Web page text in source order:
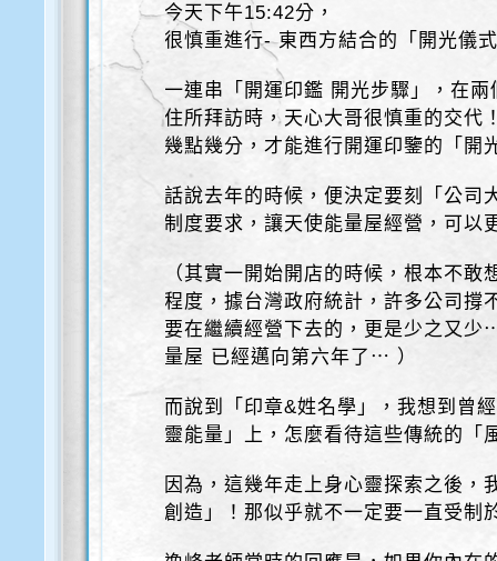
今天下午15:42分，
很慎重進行- 東西方結合的「開光儀
一連串「開運印鑑 開光步驟」，在
住所拜訪時，天心大哥很慎重的交代
幾點幾分，才能進行開運印鑒的「開
話說去年的時候，便決定要刻「公司
制度要求，讓天使能量屋經營，可以
（其實一開始開店的時候，根本不
程度，據台灣政府統計，許多公司撐
要在繼續經營下去的，更是少之又
量屋 已經邁向第六年了⋯ ）
而說到「印章&姓名學」，我想到曾
靈能量」上，怎麼看待這些傳統的「
因為，這幾年走上身心靈探索之後，
創造」！那似乎就不一定要一直受